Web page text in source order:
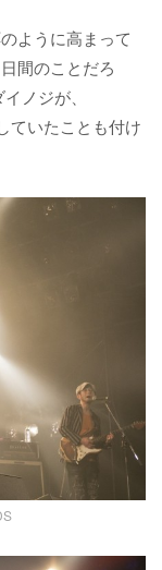
ように高まって
間のことだろ
ノジが、
ていたことも付け